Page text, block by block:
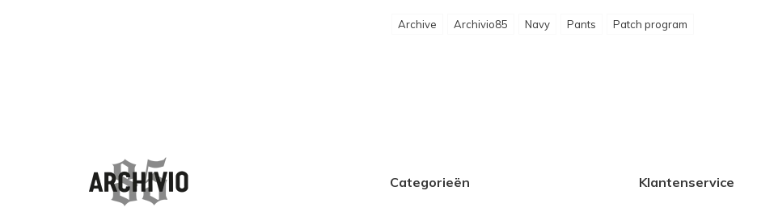
Archive Archivio85 Navy Pants Patch program
Categorieën Klantenservice